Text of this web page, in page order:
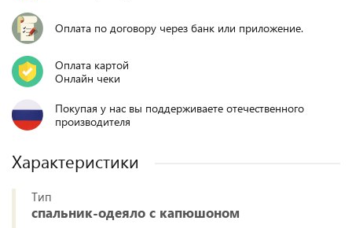
Оплата по договору через банк или приложение.
Оплата картой
Онлайн чеки
Покупая у нас вы поддерживаете отечественного
производителя
Характеристики
Тип
спальник-одеяло с капюшоном